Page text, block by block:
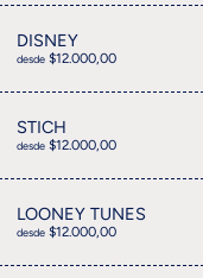
DISNEY
desde $12.000,00
STICH
desde $12.000,00
LOONEY TUNES
desde $12.000,00